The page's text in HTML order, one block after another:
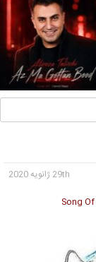
29th ژانویه 2020
Song Of